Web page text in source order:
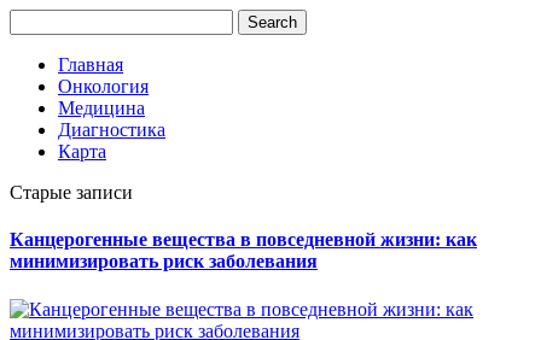
Главная
Онкология
Медицина
Диагностика
Карта
Старые записи
Канцерогенные вещества в повседневной жизни: как
минимизировать риск заболевания